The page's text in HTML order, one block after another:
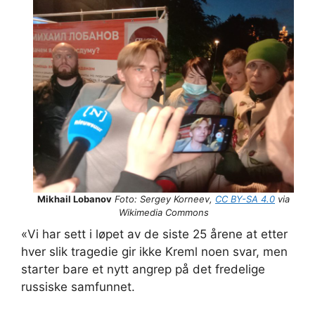
Mikhail Lobanov Foto: Sergey Korneev, CC BY-SA 4.0 via
Wikimedia Commons
«Vi har sett i løpet av de siste 25 årene at etter
hver slik tragedie gir ikke Kreml noen svar, men
starter bare et nytt angrep på det fredelige
russiske samfunnet.